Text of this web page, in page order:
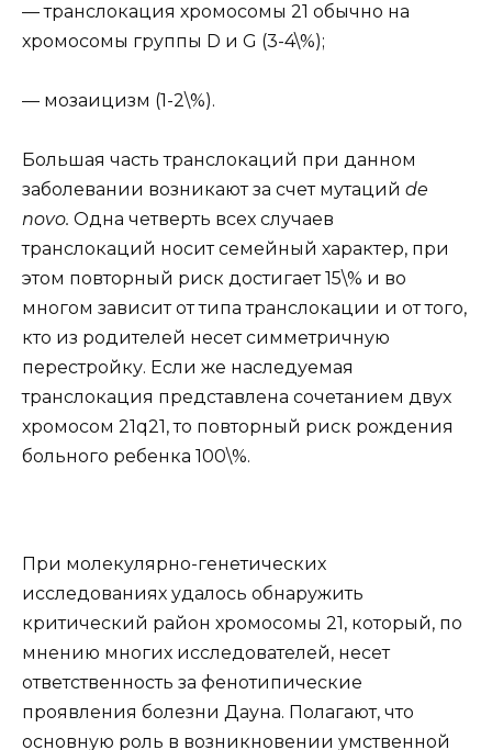
— транслокация хромосомы 21 обычно на
хромосомы группы D и G (3-4\%);
— мозаицизм (1-2\%).
Большая часть транслокаций при данном
заболевании возникают за счет мутаций de
novo. Одна четверть всех случаев
транслокаций носит семейный характер, при
этом повторный риск достигает 15\% и во
многом зависит от типа транслокации и от того,
кто из родителей несет симметричную
перестройку. Если же наследуемая
транслокация представлена сочетанием двух
хромосом 21q21, то повторный риск рождения
больного ребенка 100\%.
При молекулярно-генетических
исследованиях удалось обнаружить
критический район хромосомы 21, который, по
мнению многих исследователей, несет
ответственность за фенотипические
проявления болезни Дауна. Полагают, что
основную роль в возникновении умственной